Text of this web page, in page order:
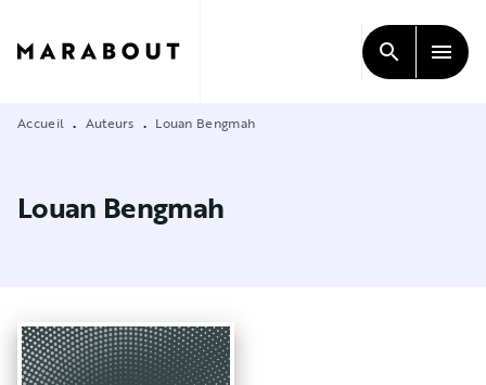
CONTENU
search menu
Accueil • Auteurs • Louan Bengmah
Louan Bengmah